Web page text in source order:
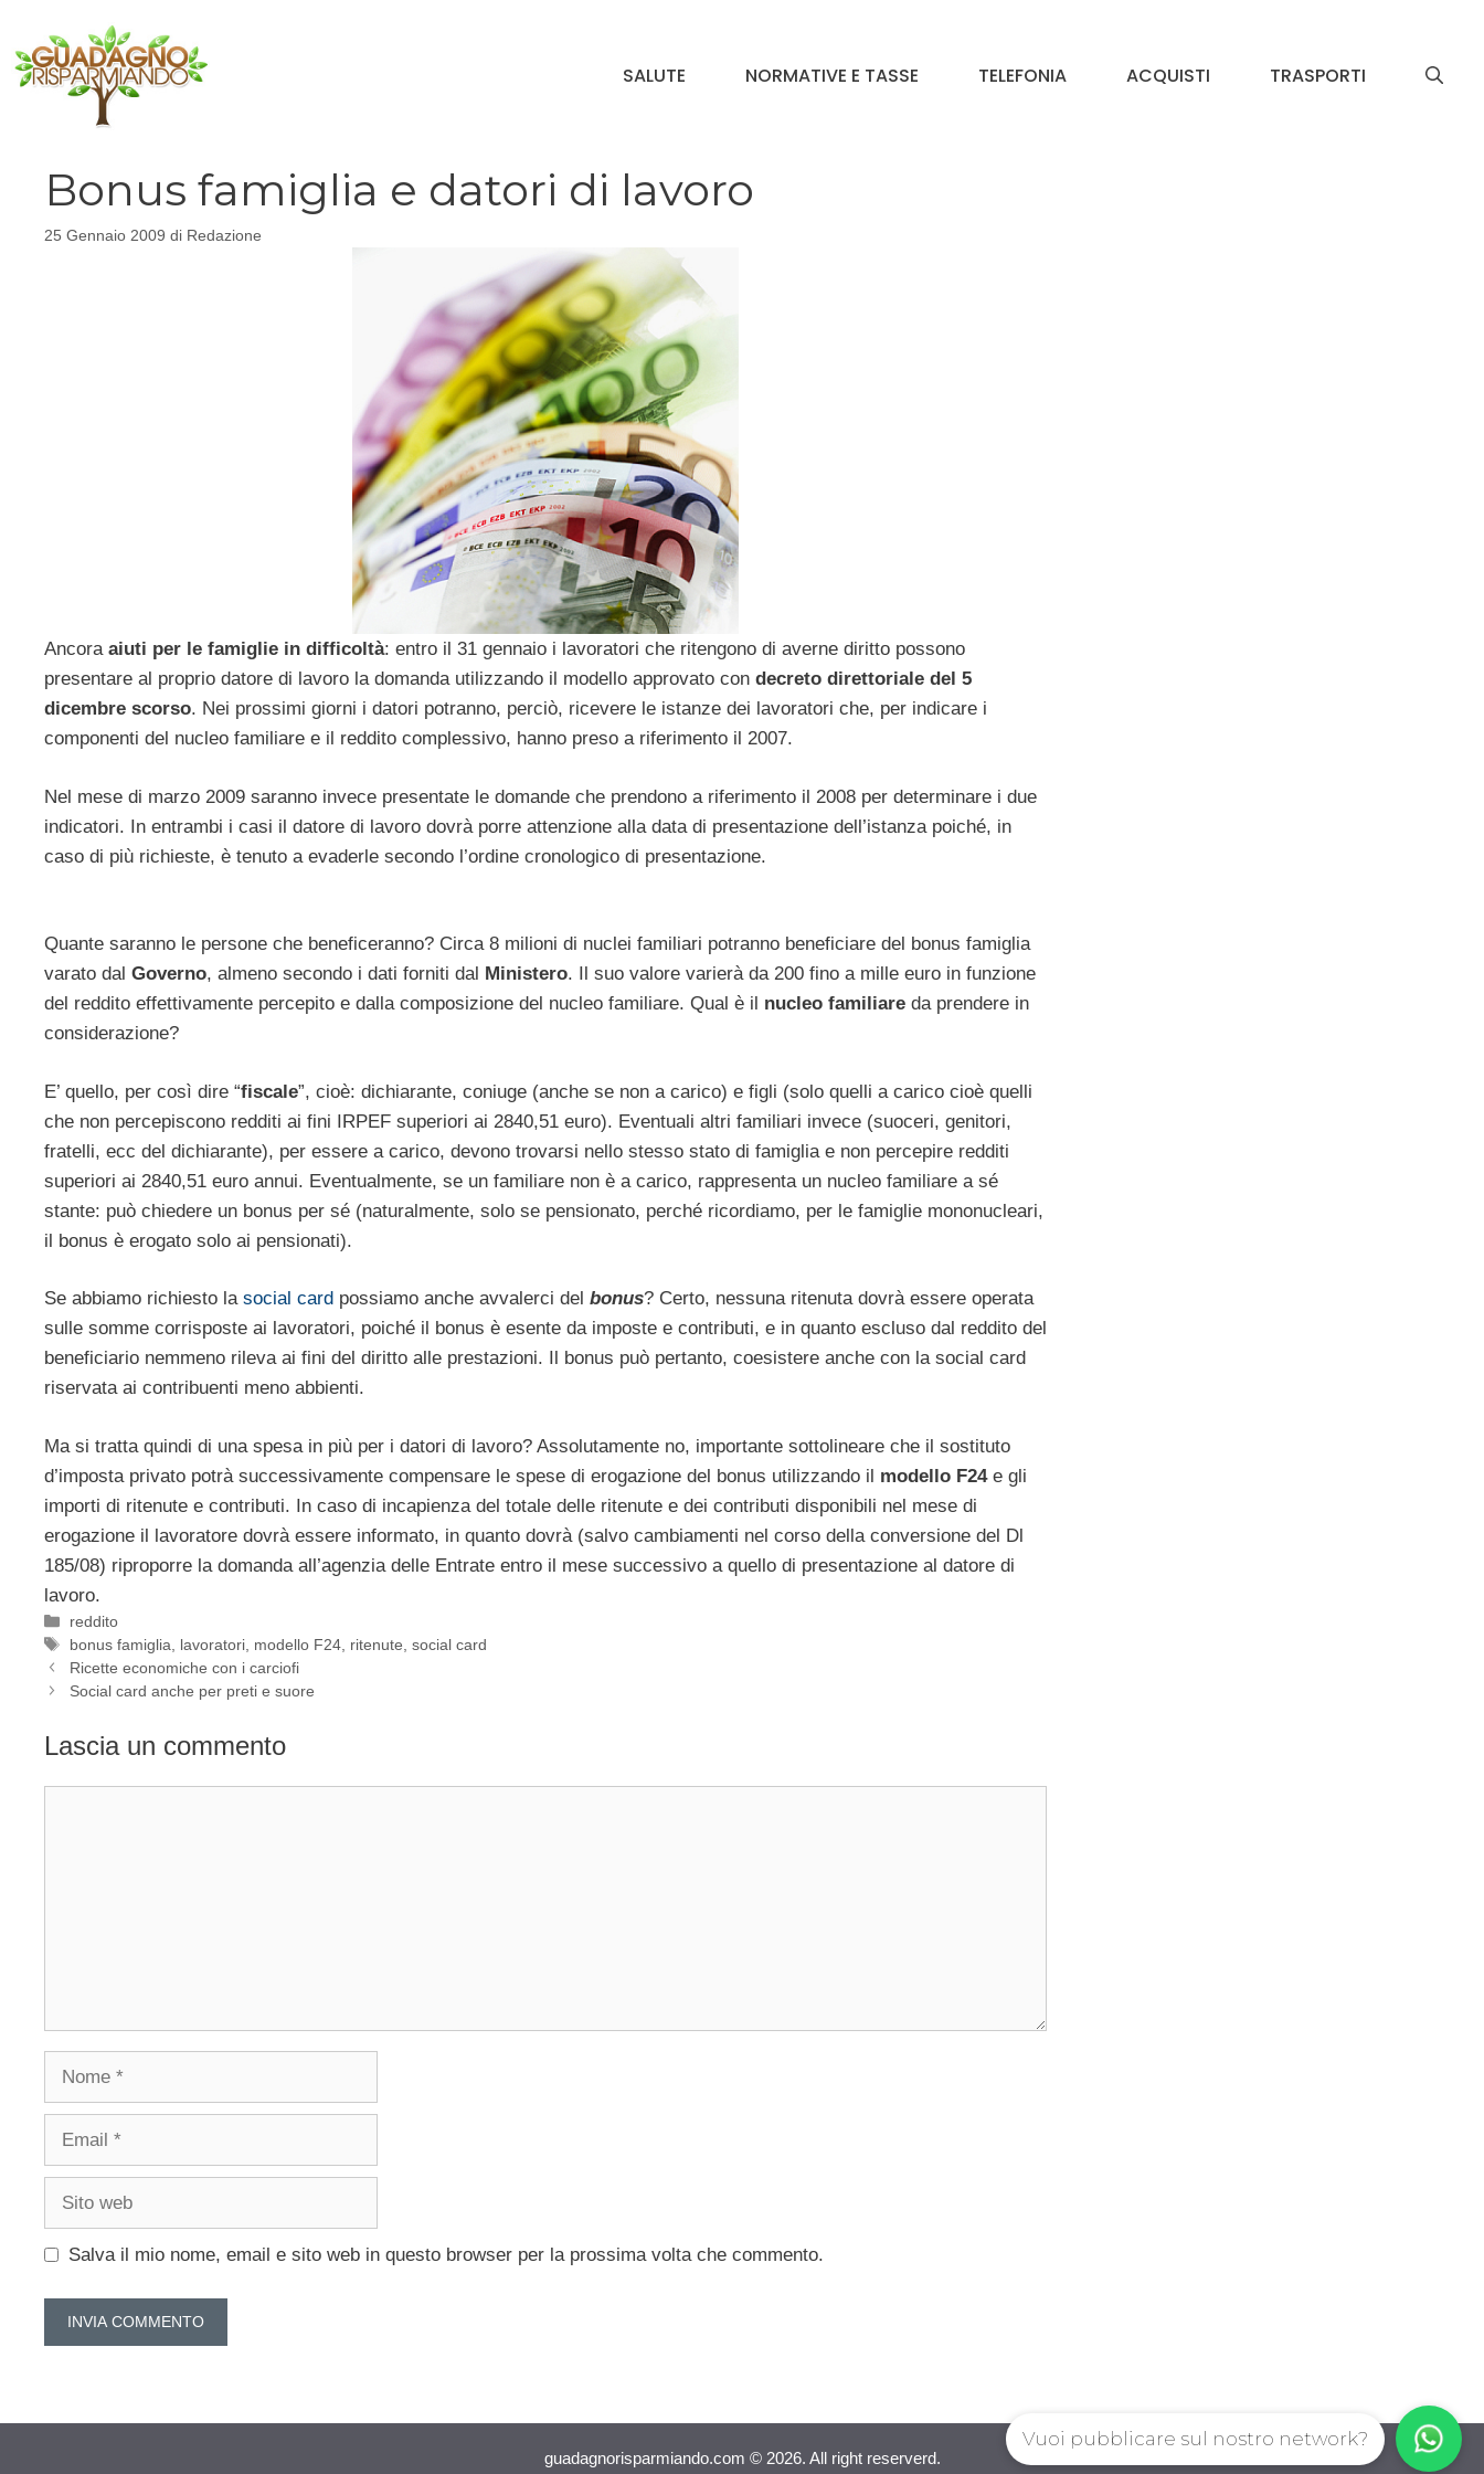
contenuto
SALUTE NORMATIVE E TASSE TELEFONIA ACQUISTI TRASPORTI
Bonus famiglia e datori di lavoro
25 Gennaio 2009 di Redazione
Ancora aiuti per le famiglie in difficoltà: entro il 31 gennaio i lavoratori che ritengono di averne diritto possono
presentare al proprio datore di lavoro la domanda utilizzando il modello approvato con decreto direttoriale del 5
dicembre scorso. Nei prossimi giorni i datori potranno, perciò, ricevere le istanze dei lavoratori che, per indicare i
componenti del nucleo familiare e il reddito complessivo, hanno preso a riferimento il 2007.
Nel mese di marzo 2009 saranno invece presentate le domande che prendono a riferimento il 2008 per determinare i due
indicatori. In entrambi i casi il datore di lavoro dovrà porre attenzione alla data di presentazione dell’istanza poiché, in
caso di più richieste, è tenuto a evaderle secondo l’ordine cronologico di presentazione.
Quante saranno le persone che beneficeranno? Circa 8 milioni di nuclei familiari potranno beneficiare del bonus famiglia
varato dal Governo, almeno secondo i dati forniti dal Ministero. Il suo valore varierà da 200 fino a mille euro in funzione
del reddito effettivamente percepito e dalla composizione del nucleo familiare. Qual è il nucleo familiare da prendere in
considerazione?
E’ quello, per così dire “fiscale”, cioè: dichiarante, coniuge (anche se non a carico) e figli (solo quelli a carico cioè quelli
che non percepiscono redditi ai fini IRPEF superiori ai 2840,51 euro). Eventuali altri familiari invece (suoceri, genitori,
fratelli, ecc del dichiarante), per essere a carico, devono trovarsi nello stesso stato di famiglia e non percepire redditi
superiori ai 2840,51 euro annui. Eventualmente, se un familiare non è a carico, rappresenta un nucleo familiare a sé
stante: può chiedere un bonus per sé (naturalmente, solo se pensionato, perché ricordiamo, per le famiglie mononucleari,
il bonus è erogato solo ai pensionati).
Se abbiamo richiesto la social card possiamo anche avvalerci del bonus? Certo, nessuna ritenuta dovrà essere operata
sulle somme corrisposte ai lavoratori, poiché il bonus è esente da imposte e contributi, e in quanto escluso dal reddito del
beneficiario nemmeno rileva ai fini del diritto alle prestazioni. Il bonus può pertanto, coesistere anche con la social card
riservata ai contribuenti meno abbienti.
Ma si tratta quindi di una spesa in più per i datori di lavoro? Assolutamente no, importante sottolineare che il sostituto
d’imposta privato potrà successivamente compensare le spese di erogazione del bonus utilizzando il modello F24e gli
importi di ritenute e contributi. In caso di incapienza del totale delle ritenute e dei contributi disponibili nel mese di
erogazione il lavoratore dovrà essere informato, in quanto dovrà (salvo cambiamenti nel corso della conversione del Dl
185/08) riproporre la domanda all’agenzia delle Entrate entro il mese successivo a quello di presentazione al datore di
lavoro.
Categorie
reddito
Tag
bonus famiglia lavoratori modello F24 ritenute ,social card
Ricette economiche con i carciofi
Social card anche per preti e suore
Lascia un commento
Nome
Email
Sito
Salva il mio nome, email e sito web in questo browser per la prossima volta che commento.
guadagnorisparmiando.com © 2026. All right reserverd.
Vuoi pubblicare sul nostro network?